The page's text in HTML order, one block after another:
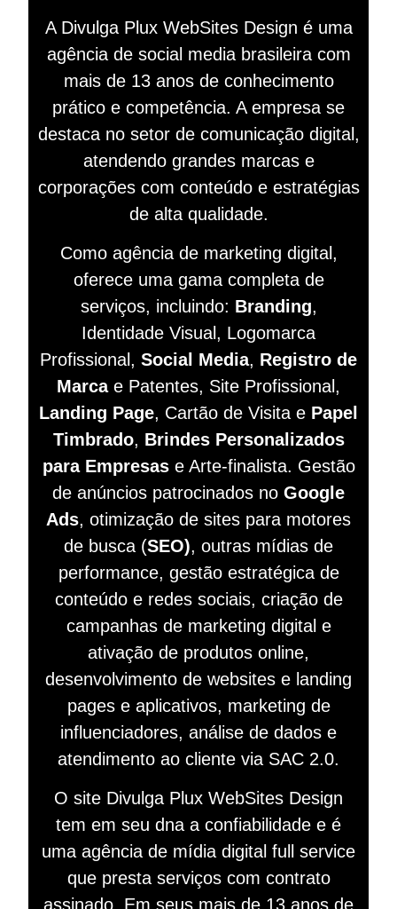
A Divulga Plux WebSites Design é uma
agência de social media brasileira com
mais de 13 anos de conhecimento
prático e competência. A empresa se
destaca no setor de comunicação digital,
atendendo grandes marcas e
corporações com conteúdo e estratégias
de alta qualidade.
Como agência de marketing digital,
oferece uma gama completa de
serviços, incluindo: Branding,
Identidade Visual, Logomarca
Profissional, Social Media, Registro de
Marca e Patentes, Site Profissional,
Landing Page, Cartão de Visita e Papel
Timbrado, Brindes Personalizados
para Empresas e Arte-finalista. Gestão
de anúncios patrocinados no Google
Ads, otimização de sites para motores
de busca (SEO), outras mídias de
performance, gestão estratégica de
conteúdo e redes sociais, criação de
campanhas de marketing digital e
ativação de produtos online,
desenvolvimento de websites e landing
pages e aplicativos, marketing de
influenciadores, análise de dados e
atendimento ao cliente via SAC 2.0.
O site Divulga Plux WebSites Design
tem em seu dna a confiabilidade e é
uma agência de mídia digital full service
que presta serviços com contrato
assinado. Em seus mais de 13 anos de